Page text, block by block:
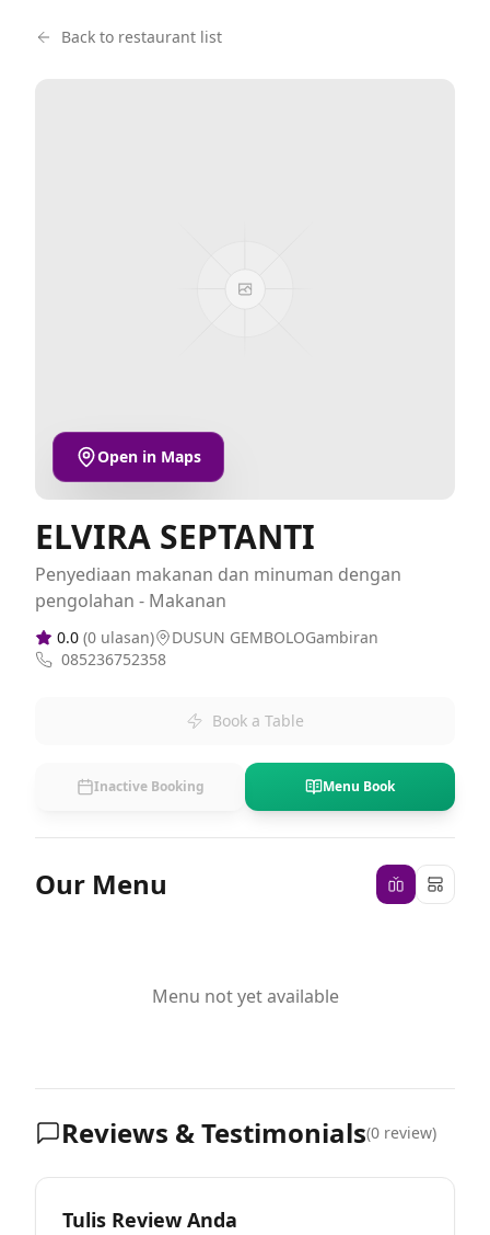
Back to restaurant list
Open in Maps
ELVIRA SEPTANTI
Penyediaan makanan dan minuman dengan
pengolahan - Makanan
0.0 (0 ulasan)
DUSUN GEMBOLOGambiran
085236752358
Book a Table
Inactive Booking Menu Book
Our Menu
Menu not yet available
Reviews & Testimonials(0 review)
Tulis Review Anda